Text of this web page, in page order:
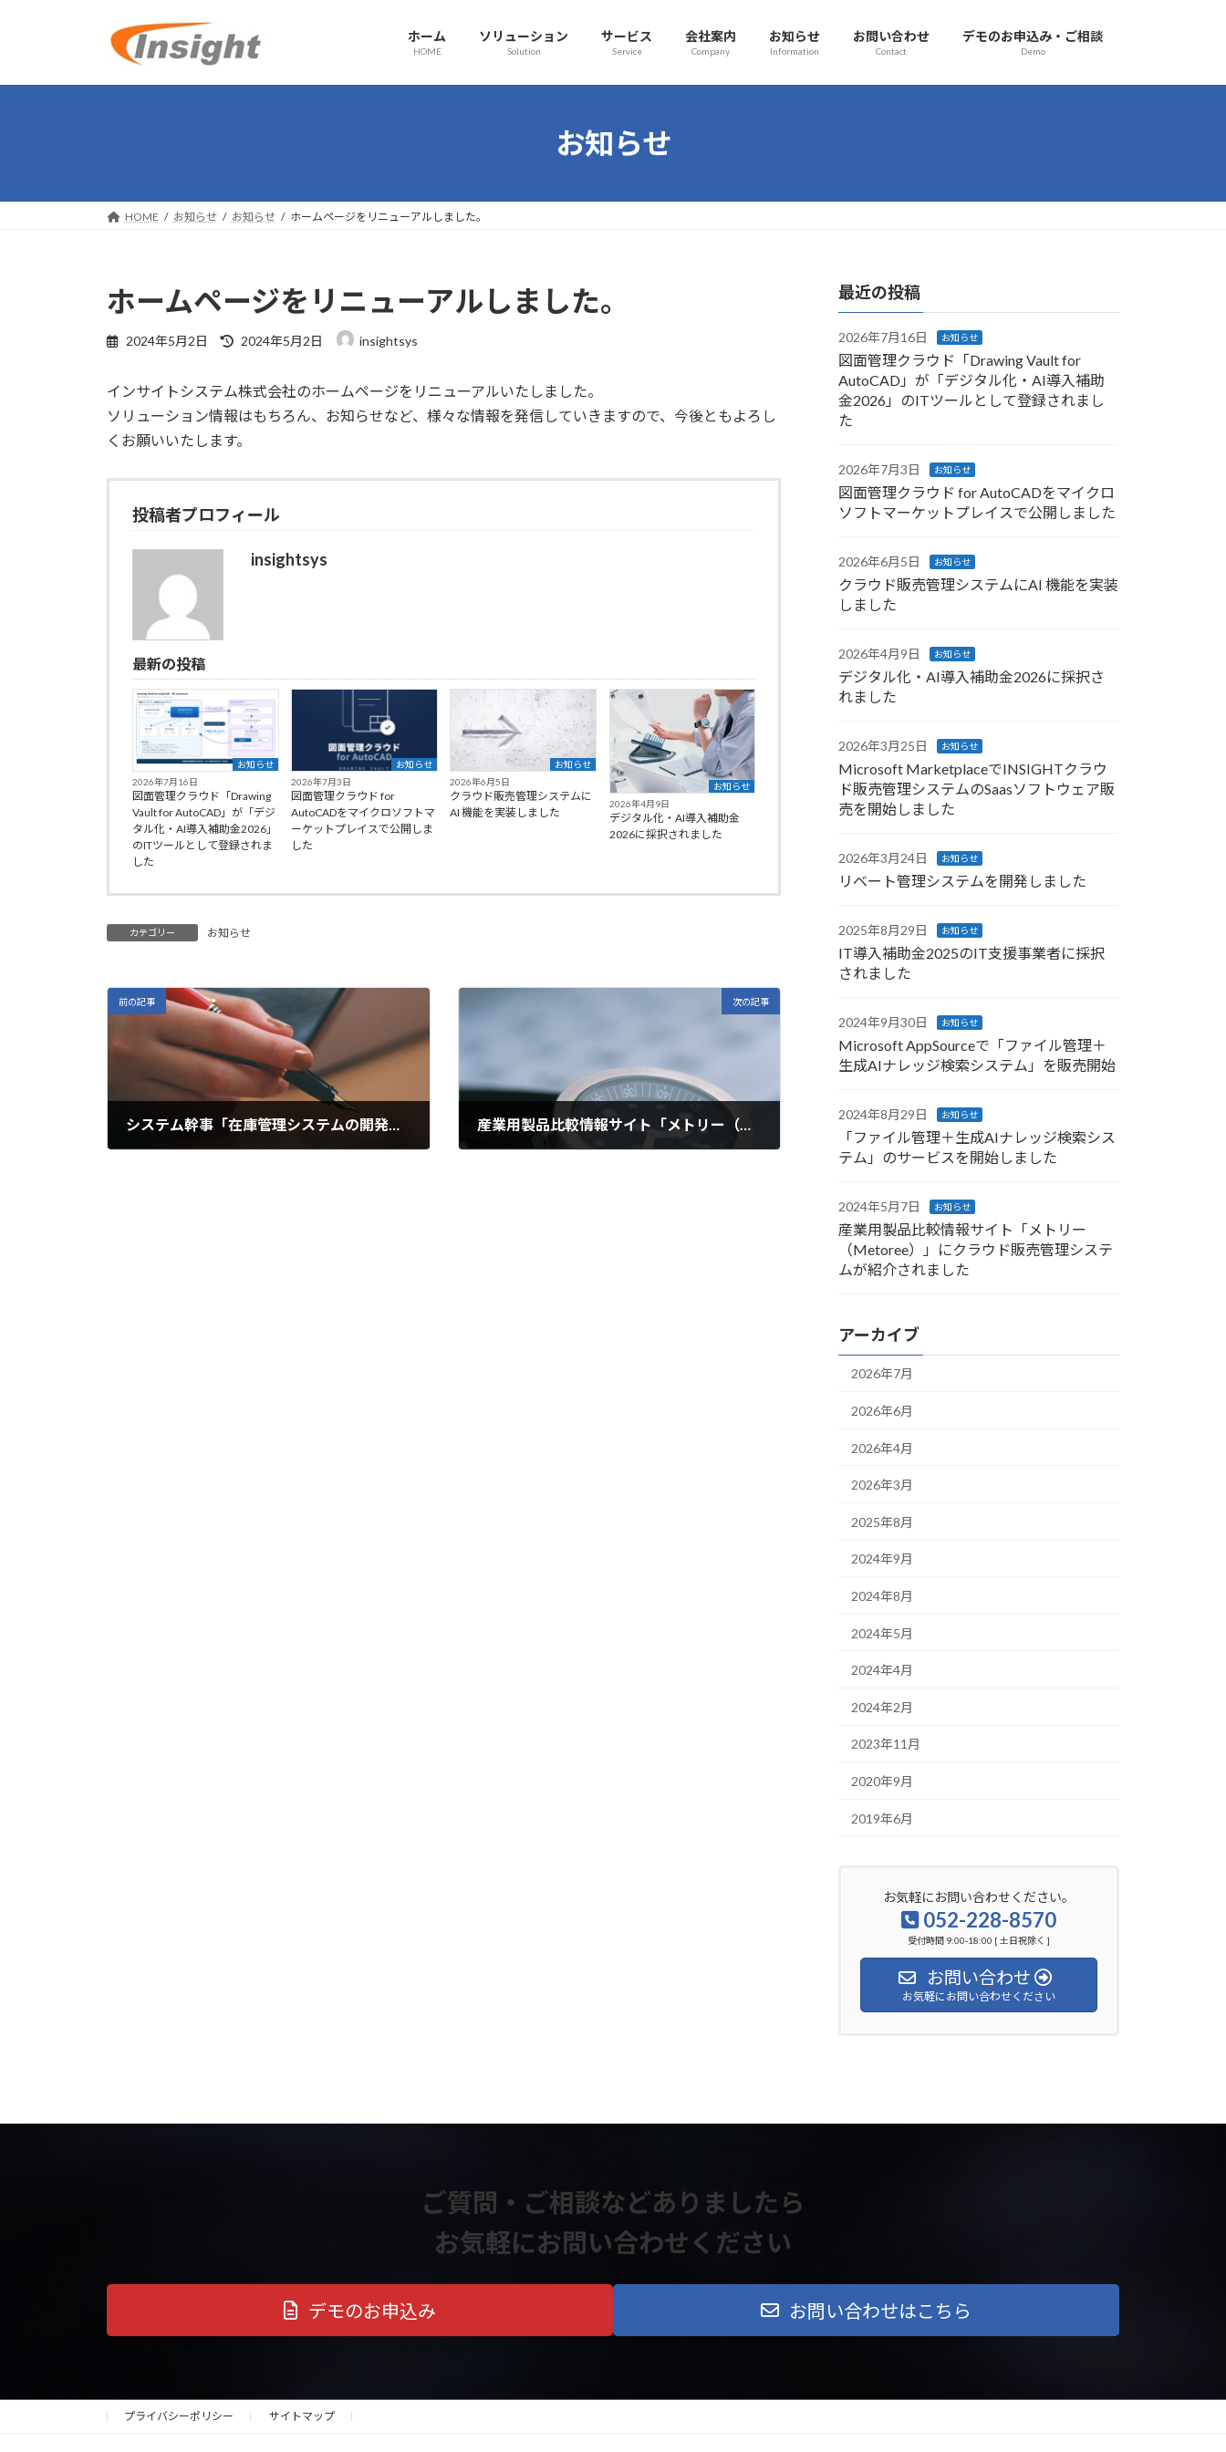
プ
動
ホーム
HOME
ソリューション
Solution
サービス
Service
会社案内
Company
お知らせ
Information
お問い合わせ
Contact
デモのお申込み・ご相談
Demo
お知らせ
HOME お知らせ お知らせ ホームページをリニューアルしました。
ホームページをリニューアルしました。
2024年5月2日
最
新
日
:
2024年5月2日 insightsys
インサイトシステム株式会社のホームページをリニューアルいたしました。
ソリューション情報はもちろん、お知らせなど、様々な情報を発信していきますので、今後ともよろし
くお願いいたします。
投稿者プロフィール
insightsys
最新の投稿
お知らせ
2026年7月16日
図面管理クラウド「Drawing
Vault for AutoCAD」が「デジ
タル化・AI導入補助金2026」
のITツールとして登録されま
した
お知らせ
2026年7月3日
図面管理クラウド for
AutoCADをマイクロソフトマ
ーケットプレイスで公開しま
した
お知らせ
2026年6月5日
クラウド販売管理システムに
AI 機能を実装しました
お知らせ
2026年4月9日
デジタル化・AI導入補助金
2026に採択されました
カテゴリー お知らせ
前の記事
システム幹事「在庫管理システムの開発に強い会社10選【2024年4月最新版】」に紹介されました
次の記事
産業用製品比較情報サイト「メトリー（Metoree）」にクラウド販売管理システムが紹介されました
最近の投稿
2026年7月16日 お知らせ
図面管理クラウド「Drawing Vault for
AutoCAD」が「デジタル化・AI導入補助
金2026」のITツールとして登録されまし
た
2026年7月3日 お知らせ
図面管理クラウド for AutoCADをマイクロ
ソフトマーケットプレイスで公開しました
2026年6月5日 お知らせ
クラウド販売管理システムにAI 機能を実装
しました
2026年4月9日 お知らせ
デジタル化・AI導入補助金2026に採択さ
れました
2026年3月25日 お知らせ
Microsoft MarketplaceでINSIGHTクラウ
ド販売管理システムのSaasソフトウェア販
売を開始しました
2026年3月24日 お知らせ
リベート管理システムを開発しました
2025年8月29日 お知らせ
IT導入補助金2025のIT支援事業者に採択
されました
2024年9月30日 お知らせ
Microsoft AppSourceで「ファイル管理＋
生成AIナレッジ検索システム」を販売開始
2024年8月29日 お知らせ
「ファイル管理＋生成AIナレッジ検索シス
テム」のサービスを開始しました
2024年5月7日 お知らせ
産業用製品比較情報サイト「メトリー
（Metoree）」にクラウド販売管理システ
ムが紹介されました
アーカイブ
2026年7月
2026年6月
2026年4月
2026年3月
2025年8月
2024年9月
2024年8月
2024年5月
2024年4月
2024年2月
2023年11月
2020年9月
2019年6月
お気軽にお問い合わせください。
052-228-8570
受付時間 9:00-18:00 [ 土日祝除く ]
お問い合わせ
お気軽にお問い合わせください
ご質問・ご相談などありましたら
お気軽にお問い合わせください
デモのお申込み お問い合わせはこちら
プライバシーポリシー サイトマップ